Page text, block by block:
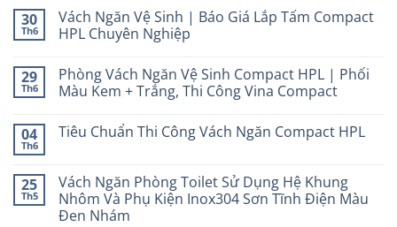
30
Th6
Vách Ngăn Vệ Sinh | Báo Giá Lắp Tấm Compact
HPL Chuyên Nghiệp
29
Th6
Phòng Vách Ngăn Vệ Sinh Compact HPL | Phối
Màu Kem + Trắng, Thi Công Vina Compact
04
Th6
Tiêu Chuẩn Thi Công Vách Ngăn Compact HPL
25
Th5
Vách Ngăn Phòng Toilet Sử Dụng Hệ Khung
Nhôm Và Phụ Kiện Inox304 Sơn Tĩnh Điện Màu
Đen Nhám